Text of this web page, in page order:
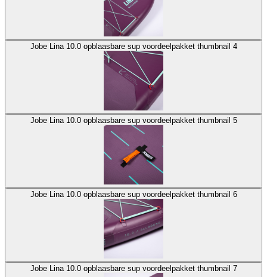
Jobe Lina 10.0 opblaasbare sup voordeelpakket thumbnail 4
Jobe Lina 10.0 opblaasbare sup voordeelpakket thumbnail 5
Jobe Lina 10.0 opblaasbare sup voordeelpakket thumbnail 6
Jobe Lina 10.0 opblaasbare sup voordeelpakket thumbnail 7